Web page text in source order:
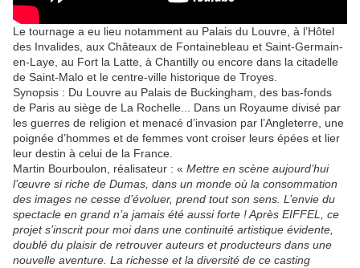
Le tournage a eu lieu notamment au Palais du Louvre, à l’Hôtel
des Invalides, aux Châteaux de Fontainebleau et Saint-Germain-
en-Laye, au Fort la Latte, à Chantilly ou encore dans la citadelle
de Saint-Malo et le centre-ville historique de Troyes.
Synopsis : Du Louvre au Palais de Buckingham, des bas-fonds
de Paris au siège de La Rochelle... Dans un Royaume divisé par
les guerres de religion et menacé d’invasion par l’Angleterre, une
poignée d’hommes et de femmes vont croiser leurs épées et lier
leur destin à celui de la France.
Martin Bourboulon, réalisateur : « Mettre en scène aujourd’hui
l’œuvre si riche de Dumas, dans un monde où la consommation
des images ne cesse d’évoluer, prend tout son sens. L’envie du
spectacle en grand n’a jamais été aussi forte ! Après EIFFEL, ce
projet s’inscrit pour moi dans une continuité artistique évidente,
doublé du plaisir de retrouver auteurs et producteurs dans une
nouvelle aventure. La richesse et la diversité de ce casting